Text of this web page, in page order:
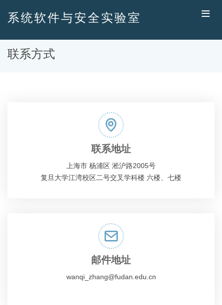
系统软件与安全实验室
联系方式
联系地址
上海市 杨浦区 淞沪路2005号
复旦大学江湾校区二号交叉学科楼 六楼、七楼
邮件地址
wanqi_zhang@fudan.edu.cn